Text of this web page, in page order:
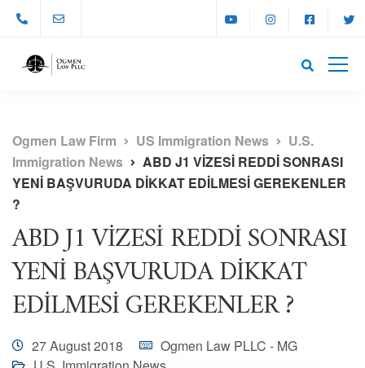
Ogmen Law Firm US Immigration News
U.S.
Immigration News
ABD J1 VİZESİ REDDİ SONRASI
YENİ BAŞVURUDA DİKKAT EDİLMESİ GEREKENLER
?
ABD J1 VİZESİ REDDİ SONRASI
YENİ BAŞVURUDA DİKKAT
EDİLMESİ GEREKENLER ?
27 August 2018
Ogmen Law PLLC - MG